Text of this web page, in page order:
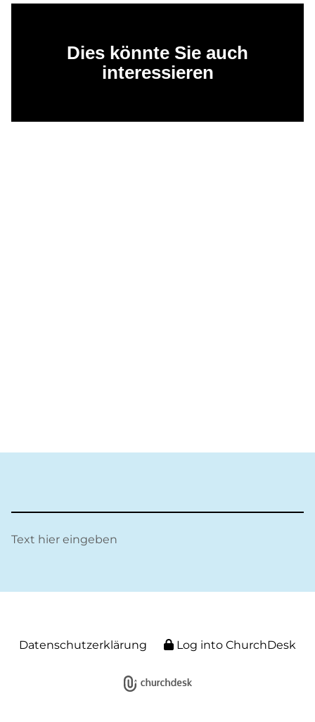
Dies könnte Sie auch
interessieren
Text hier eingeben
Datenschutzerklärung Log into ChurchDesk